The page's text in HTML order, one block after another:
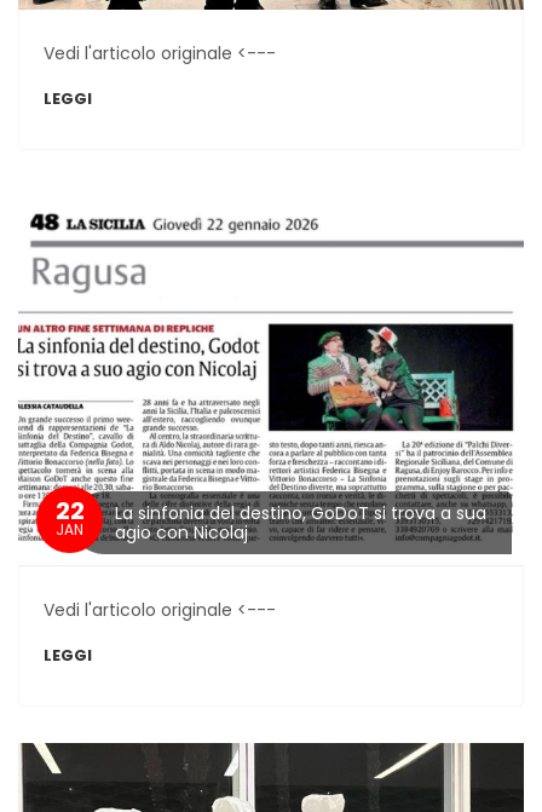
Vedi l'articolo originale <---
LEGGI
22
JAN
La sinfonia del destino, GoDoT si trova a sua
agio con Nicolaj
Vedi l'articolo originale <---
LEGGI